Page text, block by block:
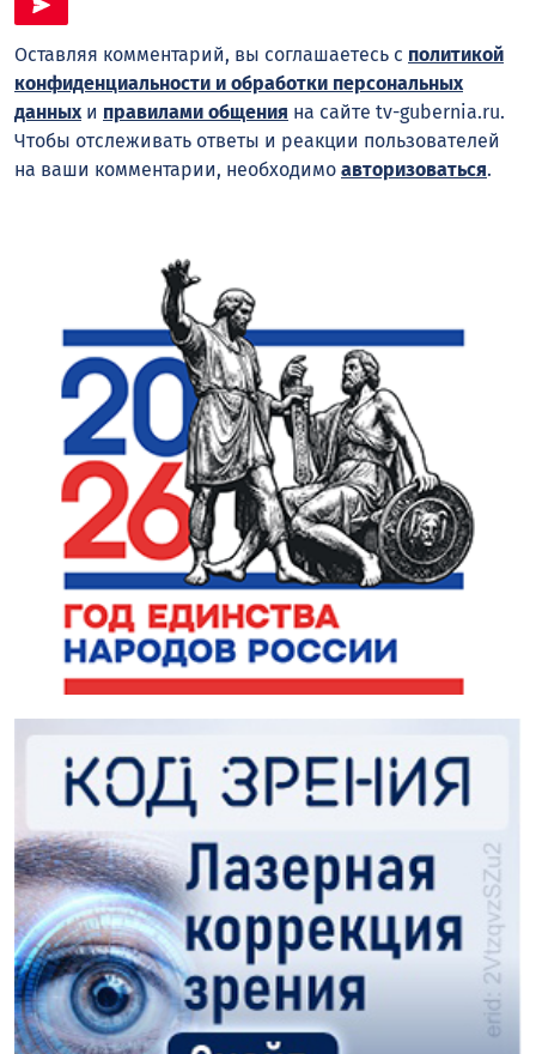
Оставляя комментарий, вы соглашаетесь с политикой
конфиденциальности и обработки персональных
данных и правилами общения на сайте tv-gubernia.ru.
Чтобы отслеживать ответы и реакции пользователей
на ваши комментарии, необходимо авторизоваться.